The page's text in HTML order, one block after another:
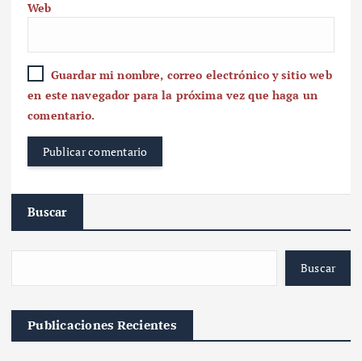
Web
Guardar mi nombre, correo electrónico y sitio web
en este navegador para la próxima vez que haga un
comentario.
Buscar
Buscar
Publicaciones Recientes